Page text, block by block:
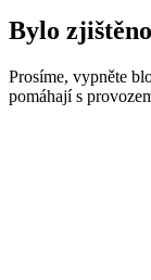
Bylo
Prosíme, vypněte
pomáhají s